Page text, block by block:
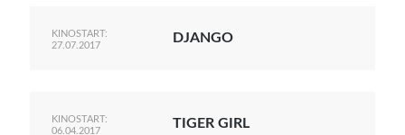
KINOSTART:
27.07.2017
DJANGO
KINOSTART:
06.04.2017
TIGER GIRL